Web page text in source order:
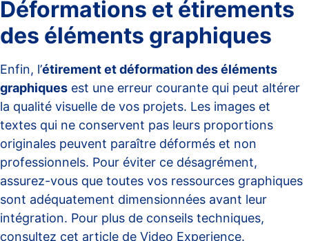
Déformations et étirements
des éléments graphiques
Enfin, l’étirement et déformation des éléments
graphiques est une erreur courante qui peut altérer
la qualité visuelle de vos projets. Les images et
textes qui ne conservent pas leurs proportions
originales peuvent paraître déformés et non
professionnels. Pour éviter ce désagrément,
assurez-vous que toutes vos ressources graphiques
sont adéquatement dimensionnées avant leur
intégration. Pour plus de conseils techniques,
consultez cet article de Video Experience.